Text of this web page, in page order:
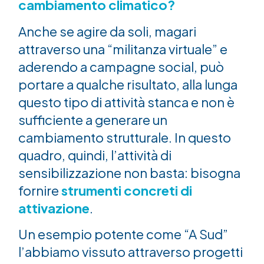
cambiamento climatico?
Anche se agire da soli, magari
attraverso una “militanza virtuale” e
aderendo a campagne social, può
portare a qualche risultato, alla lunga
questo tipo di attività stanca e non è
sufficiente a generare un
cambiamento strutturale. In questo
quadro, quindi, l’attività di
sensibilizzazione non basta: bisogna
fornirestrumenti concreti di
attivazione.
Un esempio potente come “A Sud”
l’abbiamo vissuto attraverso progetti